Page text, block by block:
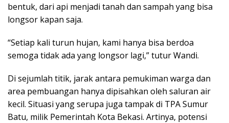
bentuk, dari api menjadi tanah dan sampah yang bisa
longsor kapan saja.
“Setiap kali turun hujan, kami hanya bisa berdoa
semoga tidak ada yang longsor lagi,” tutur Wandi.
Di sejumlah titik, jarak antara pemukiman warga dan
area pembuangan hanya dipisahkan oleh saluran air
kecil. Situasi yang serupa juga tampak di TPA Sumur
Batu, milik Pemerintah Kota Bekasi. Artinya, potensi